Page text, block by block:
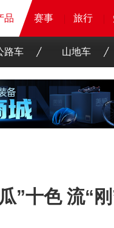
赛事 旅行
品 赛事 旅行
品 赛事 旅行
品 赛事 旅行
路车 山地车
”十色 流“